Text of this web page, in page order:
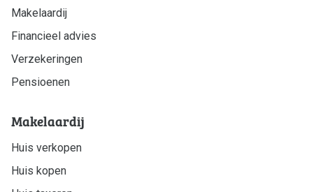
Makelaardij
Financieel advies
Verzekeringen
Pensioenen
Makelaardij
Huis verkopen
Huis kopen